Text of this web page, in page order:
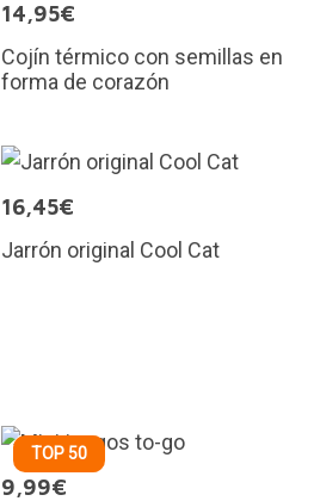
14,95€
Cojín térmico con semillas en
forma de corazón
16,45€
Jarrón original Cool Cat
TOP 50
9,99€